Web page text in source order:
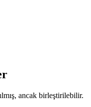
ancak birleştirilebilir.